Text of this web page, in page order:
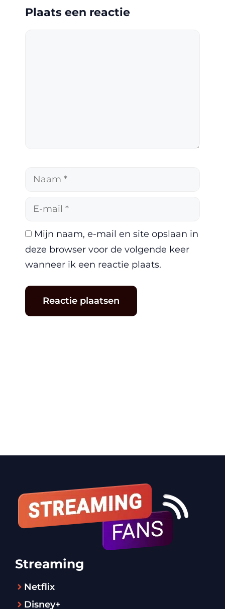
Plaats een reactie
Naam
Mijn naam, e-mail en site opslaan in
deze browser voor de volgende keer
wanneer ik een reactie plaats.
Streaming
Netflix
Disney+